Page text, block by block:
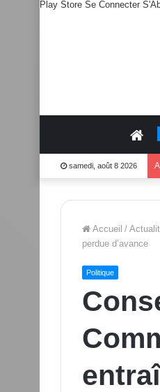
Play Store Se Connecter
samedi, août 8 2026
Accueil /
perdue d’avance
Politique